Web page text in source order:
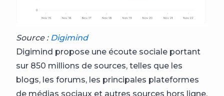
Source :Digimind
Digimind propose une écoute sociale portant
sur 850 millions de sources, telles que les
blogs, les forums, les principales plateformes
de médias sociaux et autres sources hors ligne.